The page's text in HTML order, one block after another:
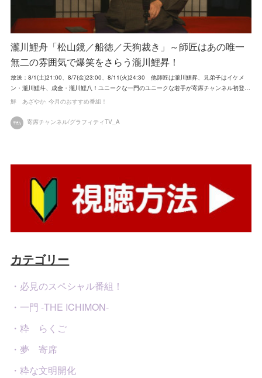
瀧川鯉舟「松山鏡／船徳／天狗裁き」～師匠はあの唯一
無二の雰囲気で爆笑をさらう瀧川鯉昇！
放送：8/1(土)21:00、8/7(金)23:00、8/11(火)24:30 他師匠は瀧川鯉昇、兄弟子はイケメ
ン・瀧川鯉斗、成金・瀧川鯉八！ユニークな一門のユニークな若手が寄席チャンネル初登…
鮮 あざやか 今月のおすすめ番組！
寄席チャンネル/グラフィティTV_A
カテゴリー
・必見のスペシャル番組！
・一門 -THE ICHIMON-
・粋 らくご
・夢 寄席
・粋な文明開化